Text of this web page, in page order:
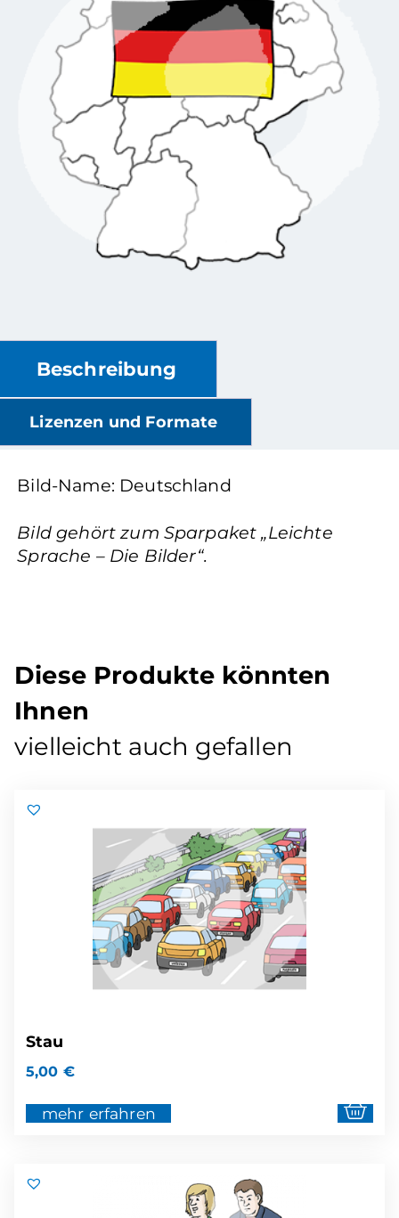
Beschreibung
Lizenzen und Formate
Bild-Name: Deutschland
Bild gehört zum Sparpaket „Leichte
Sprache – Die Bilder“.
Diese Produkte könnten
Ihnen
vielleicht auch gefallen
Stau
5,00 €
mehr erfahren